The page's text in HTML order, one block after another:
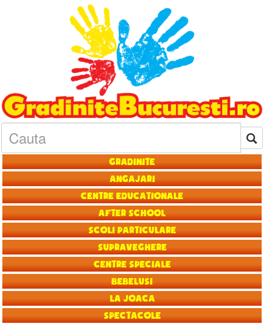
Gradinite
Angajari
Centre educationale
After School
Scoli particulare
Supraveghere
Centre speciale
Bebelusi
La joaca
Spectacole